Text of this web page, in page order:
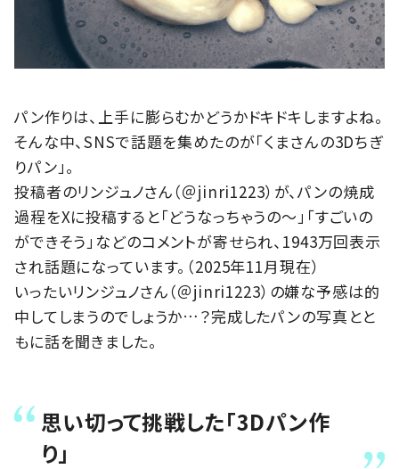
パン作りは、上手に膨らむかどうかドキドキしますよね。
そんな中、SNSで話題を集めたのが「くまさんの3Dちぎ
りパン」。
投稿者のリンジュノさん（＠jinri1223）が、パンの焼成
過程をXに投稿すると「どうなっちゃうの～」「すごいの
ができそう」などのコメントが寄せられ、1943万回表示
され話題になっています。（2025年11月現在）
いったいリンジュノさん（＠jinri1223）の嫌な予感は的
中してしまうのでしょうか…？完成したパンの写真とと
もに話を聞きました。
思い切って挑戦した「3Dパン作
り」